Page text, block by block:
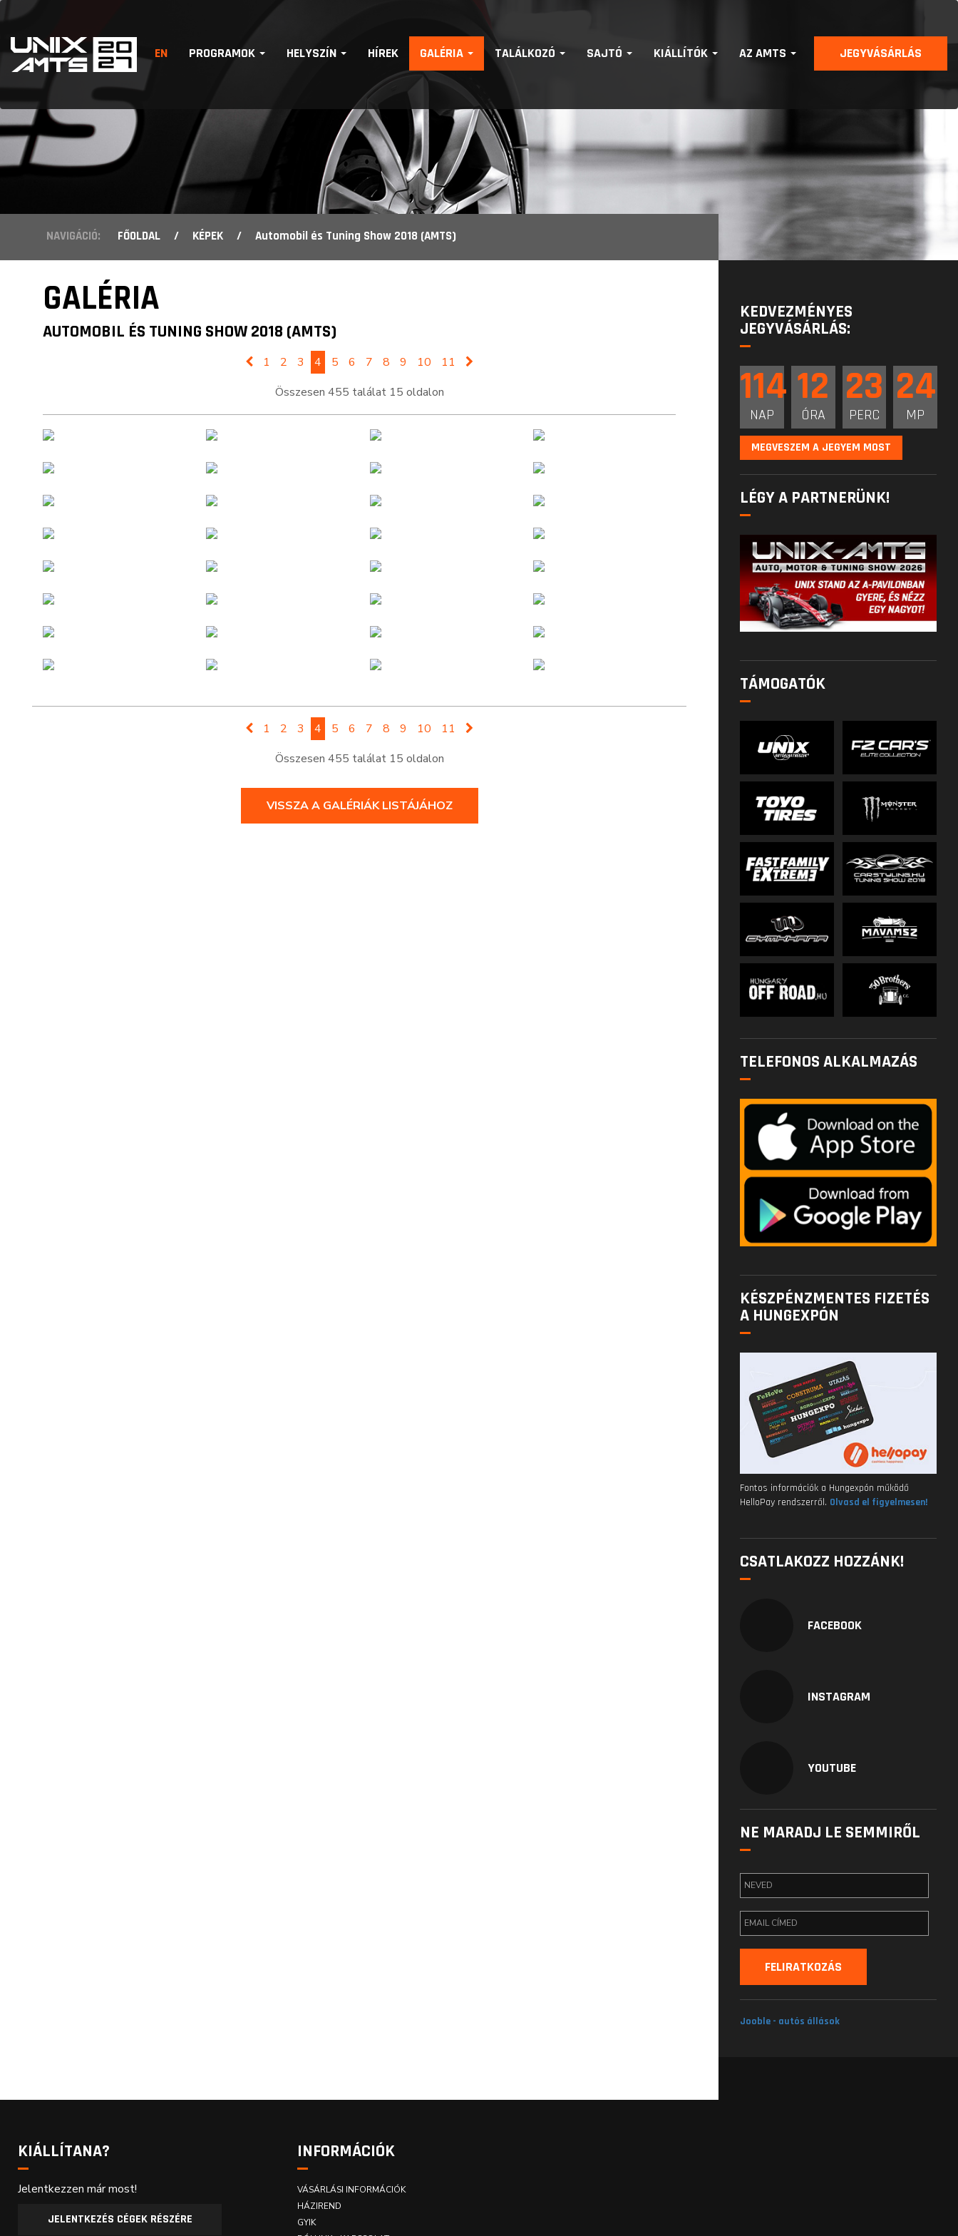
EN PROGRAMOK HELYSZÍN HÍREK GALÉRIA TALÁLKOZÓ SAJTÓ KIÁLLÍTÓK AZ AMTS JEGYVÁSÁRLÁS
NAVIGÁCIÓ: FŐOLDAL / KÉPEK / Automobil és Tuning Show 2018 (AMTS)
GALÉRIA
AUTOMOBIL ÉS TUNING SHOW 2018 (AMTS)
1 2 3 4 5 6 7 8 9 10
11
Összesen 455 találat 15 oldalon
1 2 3 4 5 6 7 8 9 10
11
Összesen 455 találat 15 oldalon
VISSZA A GALÉRIÁK LISTÁJÁHOZ
KEDVEZMÉNYES
JEGYVÁSÁRLÁS:
114
NAP
12
ÓRA
23
PERC
24
MP
MEGVESZEM A JEGYEM MOST
LÉGY A PARTNERÜNK!
TÁMOGATÓK
TELEFONOS ALKALMAZÁS
KÉSZPÉNZMENTES FIZETÉS
A HUNGEXPÓN
Fontos információk a Hungexpón működő
HelloPay rendszerről. Olvasd el figyelmesen!
CSATLAKOZZ HOZZÁNK!
FACEBOOK
INSTAGRAM
YOUTUBE
NE MARADJ LE SEMMIRŐL
Jooble - autós állások
KIÁLLÍTANA?
Jelentkezzen már most!
JELENTKEZÉS CÉGEK RÉSZÉRE
INFORMÁCIÓK
VÁSÁRLÁSI INFORMÁCIÓK
HÁZIREND
GYIK